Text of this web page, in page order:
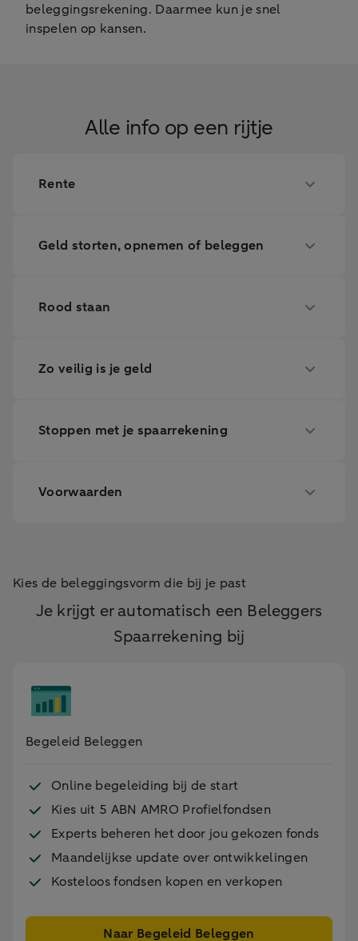
beleggingsrekening. Daarmee kun je snel
inspelen op kansen.
Alle info op een rijtje
Rente
Geld storten, opnemen of beleggen
Rood staan
Zo veilig is je geld
Stoppen met je spaarrekening
Voorwaarden
Kies de beleggingsvorm die bij je past
Je krijgt er automatisch een Beleggers
Spaarrekening bij
Begeleid Beleggen
Online begeleiding bij de start
Kies uit 5 ABN AMRO Profielfondsen
Experts beheren het door jou gekozen fonds
Maandelijkse update over ontwikkelingen
Kosteloos fondsen kopen en verkopen
Naar Begeleid Beleggen